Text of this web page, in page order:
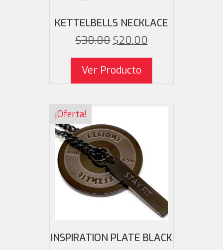
KETTELBELLS NECKLACE
$30.00 $20.00
Ver Producto
¡Oferta!
INSPIRATION PLATE BLACK